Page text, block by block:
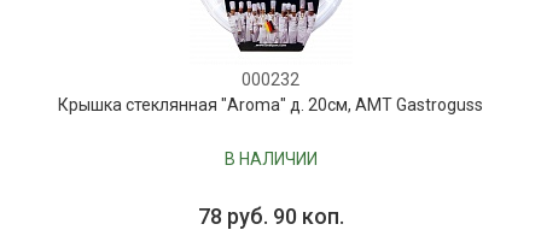
000232
Крышка стеклянная "Aroma" д. 20см, AMT Gastroguss
В НАЛИЧИИ
78 руб. 90 коп.